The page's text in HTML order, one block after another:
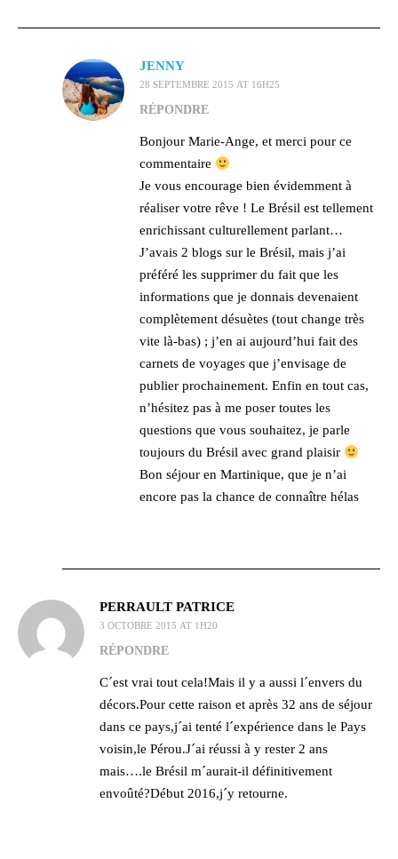
JENNY
28 SEPTEMBRE 2015 AT 16H25
RÉPONDRE
Bonjour Marie-Ange, et merci pour ce
commentaire
Je vous encourage bien évidemment à
réaliser votre rêve ! Le Brésil est tellement
enrichissant culturellement parlant…
J’avais 2 blogs sur le Brésil, mais j’ai
préféré les supprimer du fait que les
informations que je donnais devenaient
complètement désuètes (tout change très
vite là-bas) ; j’en ai aujourd’hui fait des
carnets de voyages que j’envisage de
publier prochainement. Enfin en tout cas,
n’hésitez pas à me poser toutes les
questions que vous souhaitez, je parle
toujours du Brésil avec grand plaisir
Bon séjour en Martinique, que je n’ai
encore pas la chance de connaître hélas
PERRAULT PATRICE
3 OCTOBRE 2015 AT 1H20
RÉPONDRE
C´est vrai tout cela!Mais il y a aussi l´envers du
décors.Pour cette raison et après 32 ans de séjour
dans ce pays,j´ai tenté l´expérience dans le Pays
voisin,le Pérou.J´ai réussi à y rester 2 ans
mais….le Brésil m´aurait-il définitivement
envoûté?Début 2016,j´y retourne.